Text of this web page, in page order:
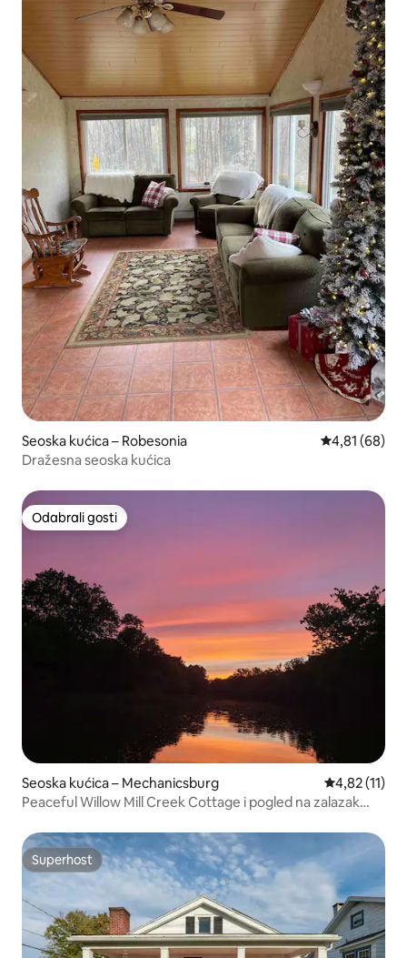
Seoska kućica – Robesonia Prosječna
4,81 (68)
Dražesna seoska kućica
Odabrali gosti
Odabrali gosti
Seoska kućica – Mechanicsburg Prosječna
4,82 (11)
Peaceful Willow Mill Creek Cottage i pogled na zalazak
Superhost
Superhost